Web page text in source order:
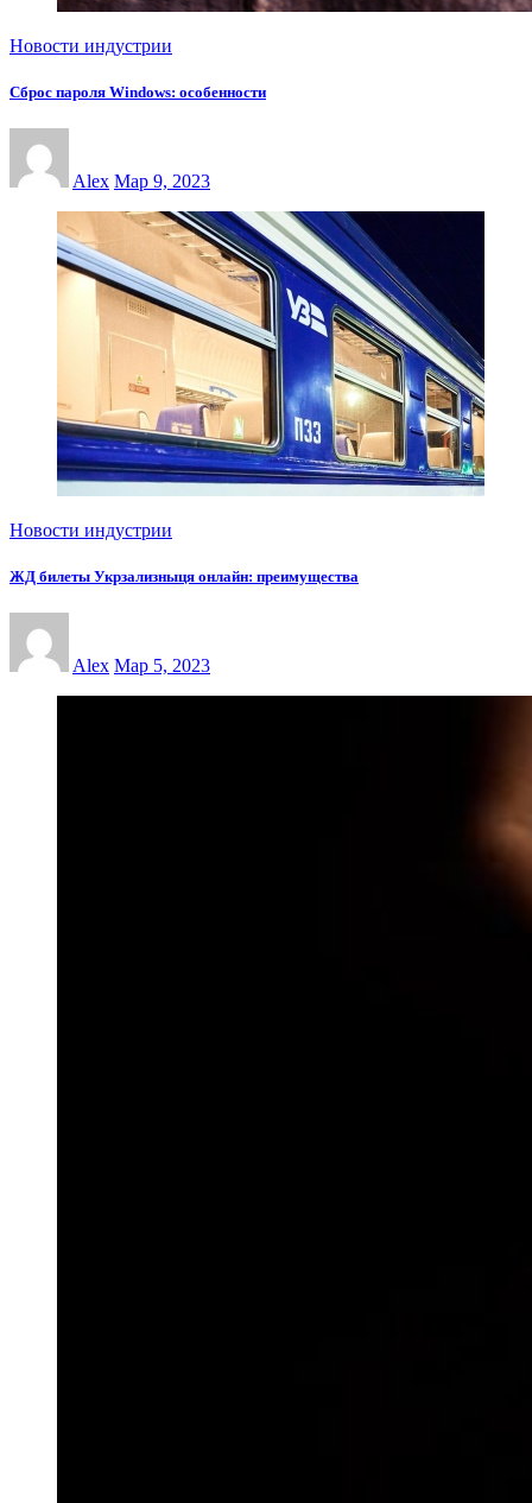
Новости индустрии
Сброс пароля Windows: особенности
Alex Мар 9, 2023
Новости индустрии
ЖД билеты Укрзализныця онлайн: преимущества
Alex Мар 5, 2023